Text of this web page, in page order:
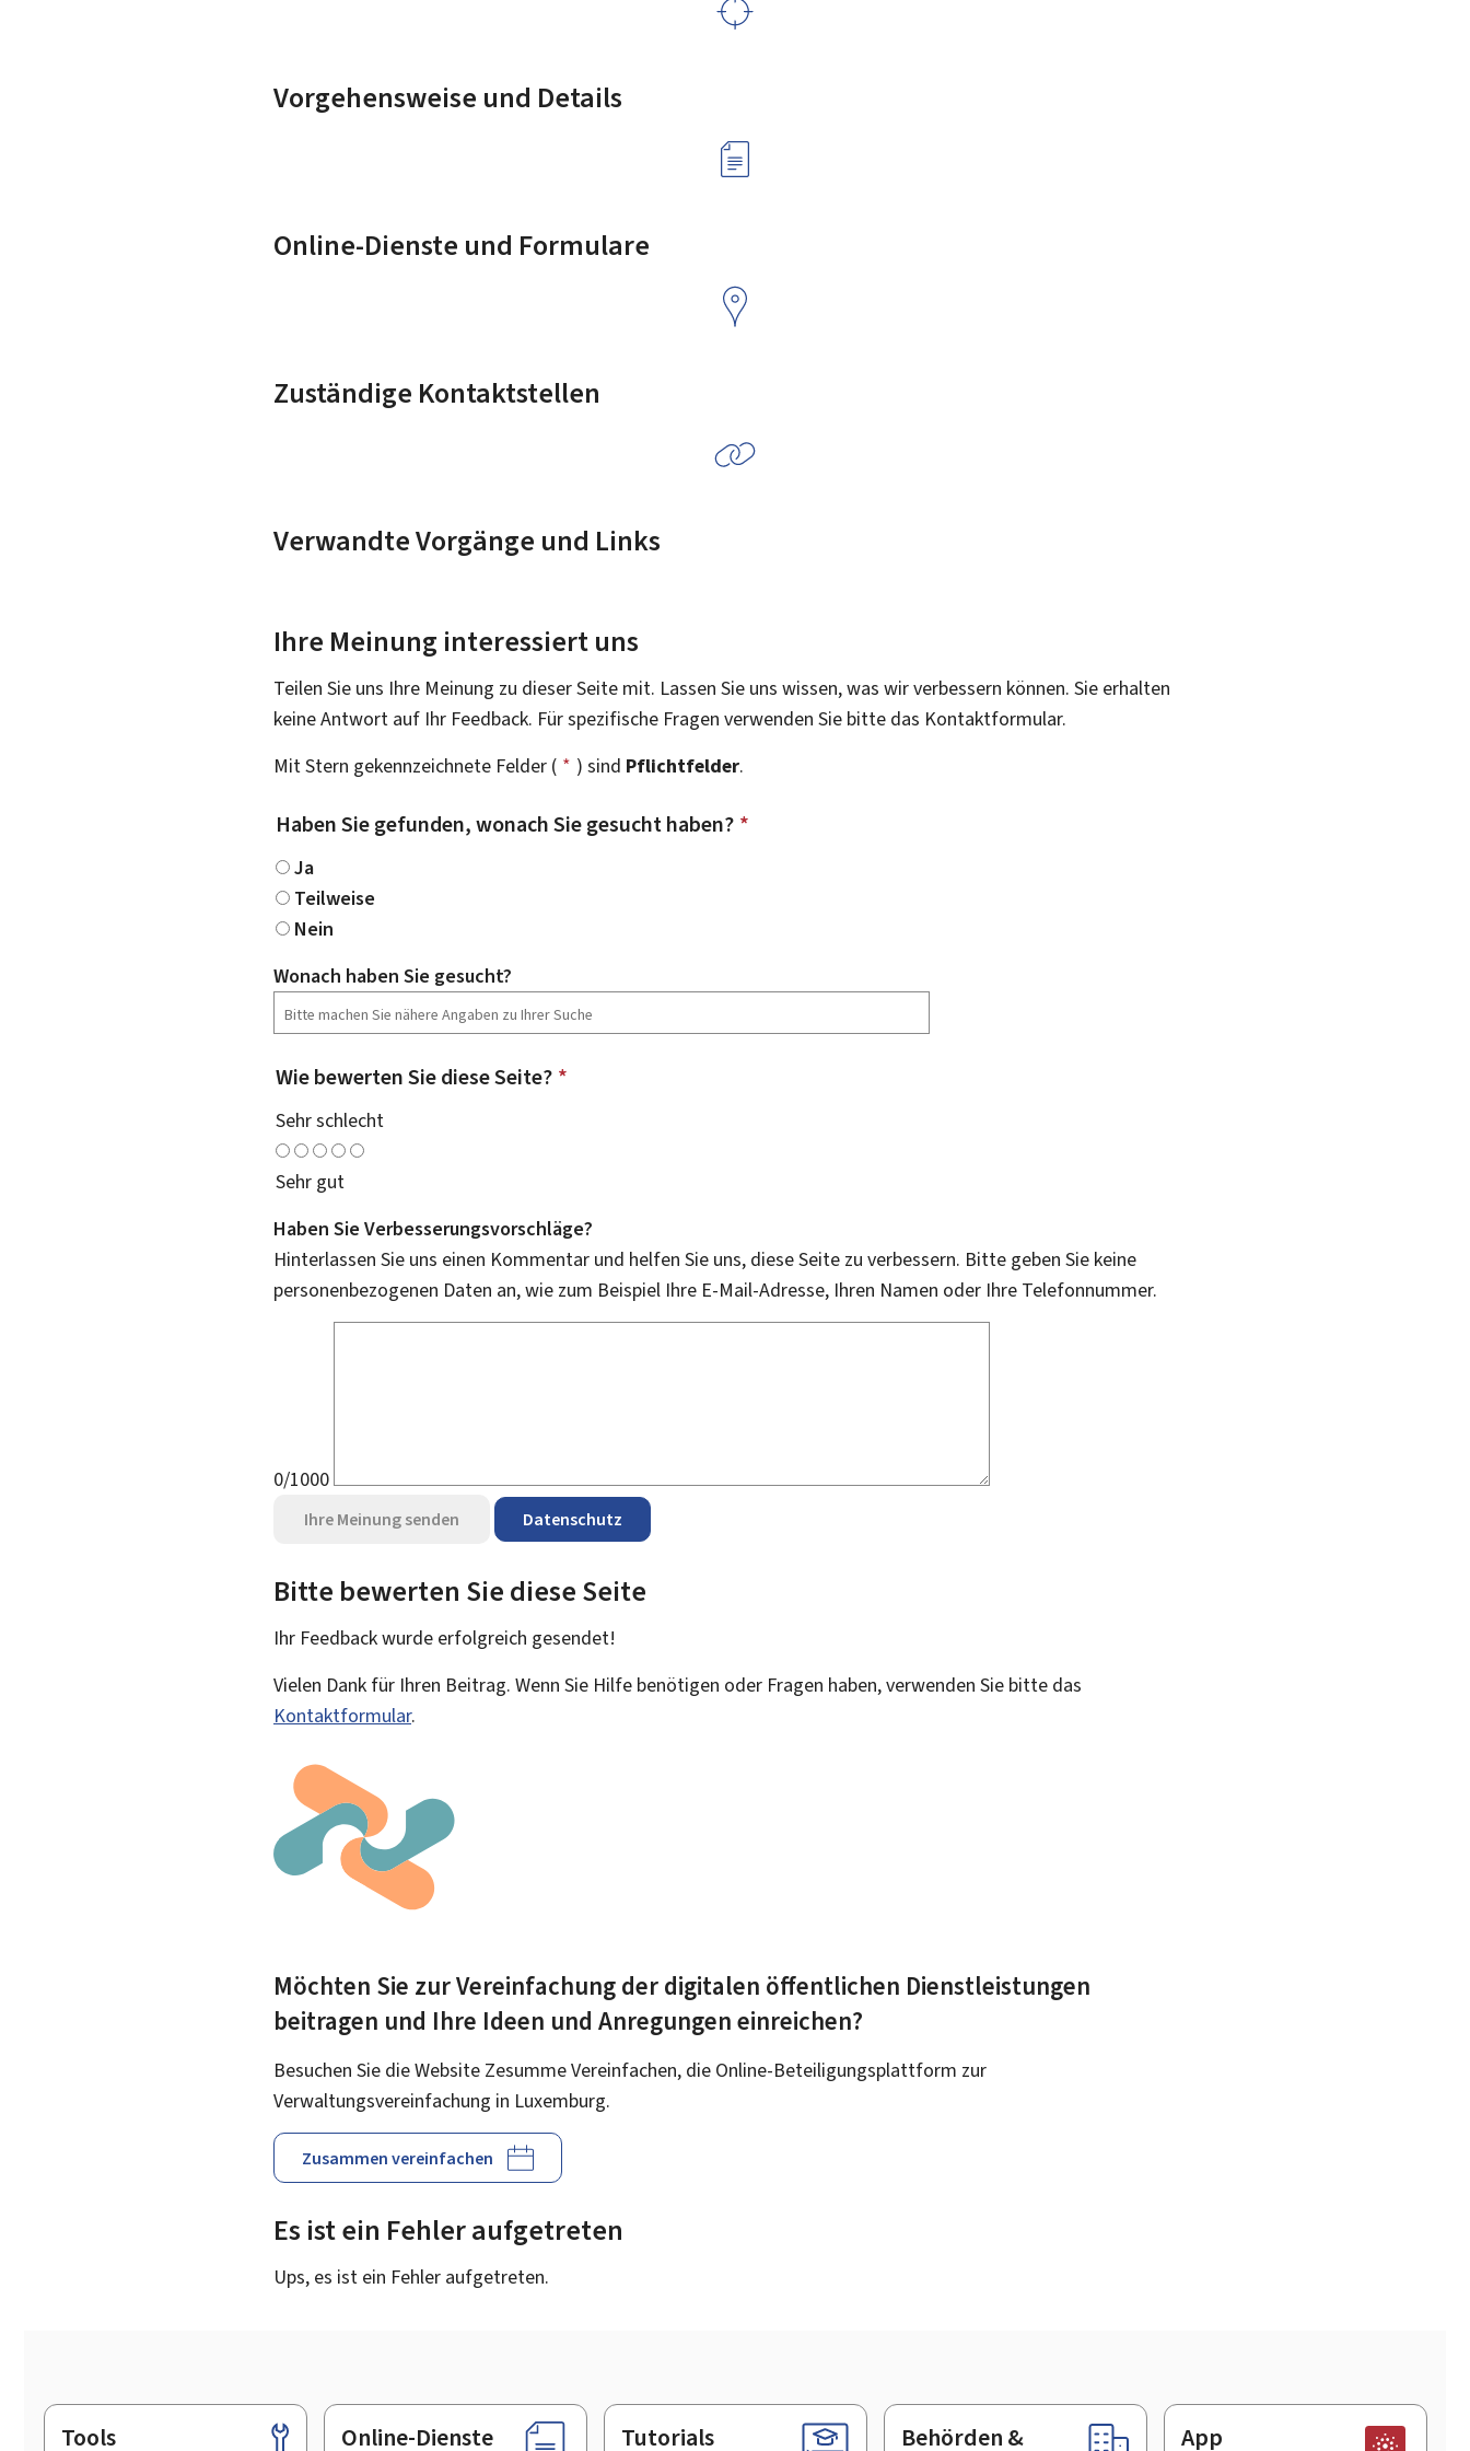
Vorgehensweise und Details
Online-Dienste und Formulare
Zuständige Kontaktstellen
Verwandte Vorgänge und Links
Ihre Meinung interessiert uns
Teilen Sie uns Ihre Meinung zu dieser Seite mit. Lassen Sie uns wissen, was wir verbessern können. Sie erhalten
keine Antwort auf Ihr Feedback. Für spezifische Fragen verwenden Sie bitte das Kontaktformular.
Mit Stern gekennzeichnete Felder ( * ) sind Pflichtfelder.
Haben Sie gefunden, wonach Sie gesucht haben? *
Ja
Teilweise
Nein
Wonach haben Sie gesucht?
Wie bewerten Sie diese Seite? *
Sehr schlecht
Sehr gut
Haben Sie Verbesserungsvorschläge?
Hinterlassen Sie uns einen Kommentar und helfen Sie uns, diese Seite zu verbessern. Bitte geben Sie keine
personenbezogenen Daten an, wie zum Beispiel Ihre E-Mail-Adresse, Ihren Namen oder Ihre Telefonnummer.
0/1000
Ihre Meinung senden Datenschutz
Bitte bewerten Sie diese Seite
Ihr Feedback wurde erfolgreich gesendet!
Vielen Dank für Ihren Beitrag. Wenn Sie Hilfe benötigen oder Fragen haben, verwenden Sie bitte das
Kontaktformular.
Möchten Sie zur Vereinfachung der digitalen öffentlichen Dienstleistungen
beitragen und Ihre Ideen und Anregungen einreichen?
Besuchen Sie die Website Zesumme Vereinfachen, die Online-Beteiligungsplattform zur
Verwaltungsvereinfachung in Luxemburg.
Zusammen vereinfachen
Es ist ein Fehler aufgetreten
Ups, es ist ein Fehler aufgetreten.
Footer
Tools Online-Dienste Tutorials Behörden & App